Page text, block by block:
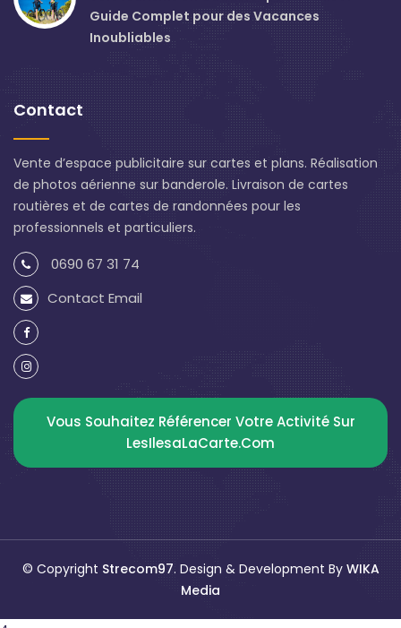
Guide Complet pour des Vacances
Inoubliables
Contact
Vente d’espace publicitaire sur cartes et plans. Réalisation
de photos aérienne sur banderole. Livraison de cartes
routières et de cartes de randonnées pour les
professionnels et particuliers.
0690 67 31 74
Contact Email
Vous Souhaitez Référencer Votre Activité Sur
LesIlesaLaCarte.com
© Copyright Strecom97. Design & Development By WIKA
Media